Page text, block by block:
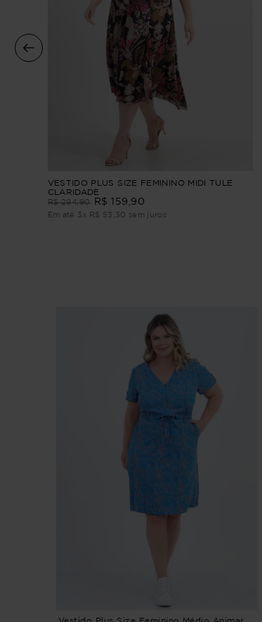
VESTIDO PLUS SIZE FEMININO MIDI TULE
CLARIDADE
R$ 294,90 R$ 159 90
Em até 3x R$ 53 30 sem juros
Vestido Plus Size Feminino Médio Animar